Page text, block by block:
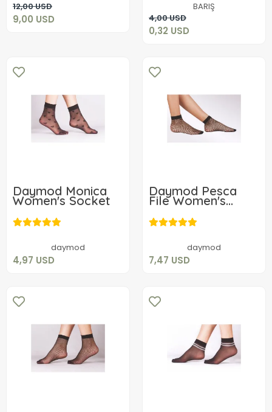
12,00 USD
9,00 USD
BARIŞ
4,00 USD
0,32 USD
Add to cart
Daymod Monica
Women's Socket
daymod
4,97 USD
4,97 USD
Daymod Pesca
File Women's
Socket
daymod
7,47 USD
7,47 USD